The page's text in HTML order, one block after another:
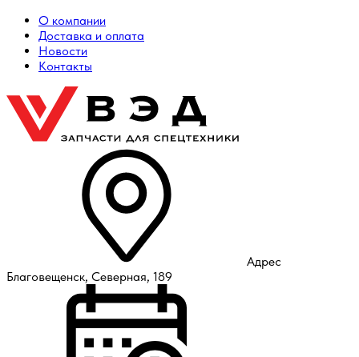
О компании
Доставка и оплата
Новости
Контакты
Адрес
Благовещенск, Северная, 189